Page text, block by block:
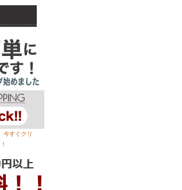
今すぐクリ